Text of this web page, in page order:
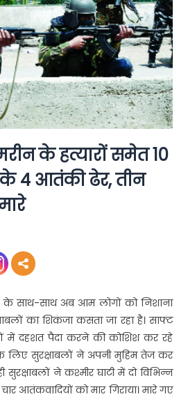
के हत्यारों समेत 10
के 4 आतंकी ढेर, तीन
के साथ-साथ अब आम लोगों को निशाना
का शिकंजा कसता जा रहा है। साफ्ट
में दहशत पैदा करने की कोशिश कर रहे
लिए सुरक्षाबलों ने अपनी मुहिम तेज कर
सुरक्षाबलों ने कश्मीर घाटी में दो विभिन्न
आतंकवादियों को मार गिराया। मारे गए